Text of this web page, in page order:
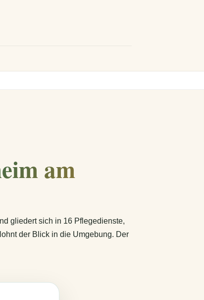
am
gliedert sich in 16 Pflegedienste,
der Blick in die Umgebung. Der